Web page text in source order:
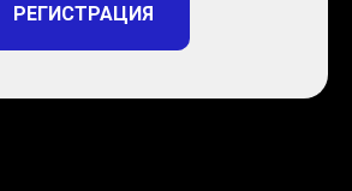
РЕГИСТРАЦИЯ